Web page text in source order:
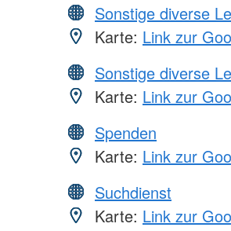
Sonstige diverse
Karte: Link zur
Sonstige diverse
Karte: Link zur
Spenden
Karte: Link zur
Suchdienst
Karte: Link zur